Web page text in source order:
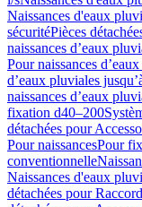
Naissances d'eaux
sécuritéPièces
naissances d’eaux
Pour naissances
d’eaux pluviales
naissances d’eaux
fixation d40–200
détachées pour
Pour naissancesPour
conventionnelle
Naissances d'eaux
détachées pour